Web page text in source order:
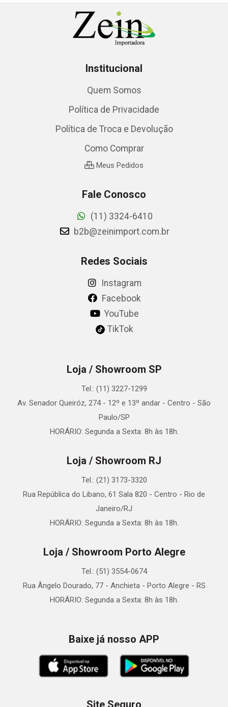
Institucional
Quem Somos
Política de Privacidade
Política de Troca e Devolução
Como Comprar
Meus Pedidos
Fale Conosco
(11) 3324-6410
b2b@zeinimport.com.br
Redes Sociais
Instagram
Facebook
YouTube
TikTok
Loja / Showroom SP
Tel.: (11) 3227-1299
Av. Senador Queiróz, 274 - 12º e 13º andar - Centro - São
Paulo/SP
HORÁRIO: Segunda a Sexta: 8h às 18h.
Loja / Showroom RJ
Tel.: (21) 3173-3320
Rua República do Libano, 61 Sala 820 - Centro - Rio de
Janeiro/RJ
HORÁRIO: Segunda a Sexta: 8h às 18h.
Loja / Showroom Porto Alegre
Tel.: (51) 3554-0674
Rua Ângelo Dourado, 77 - Anchieta - Porto Alegre - RS
HORÁRIO: Segunda a Sexta: 8h às 18h.
Baixe já nosso APP